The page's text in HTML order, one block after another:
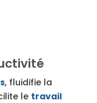
, fluidifiela
le travail